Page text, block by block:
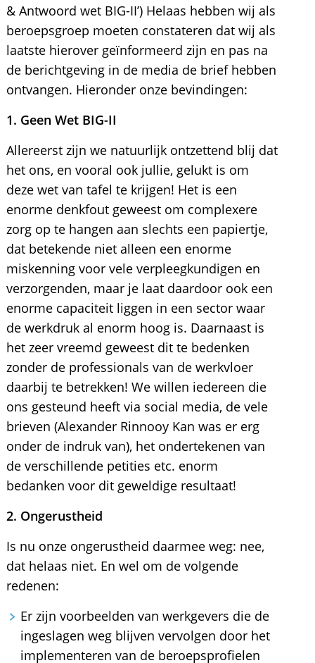
& Antwoord wet BIG-II’) Helaas hebben wij als
beroepsgroep moeten constateren dat wij als
laatste hierover geïnformeerd zijn en pas na
de berichtgeving in de media de brief hebben
ontvangen. Hieronder onze bevindingen:
1. Geen Wet BIG-II
Allereerst zijn we natuurlijk ontzettend blij dat
het ons, en vooral ook jullie, gelukt is om
deze wet van tafel te krijgen! Het is een
enorme denkfout geweest om complexere
zorg op te hangen aan slechts een papiertje,
dat betekende niet alleen een enorme
miskenning voor vele verpleegkundigen en
verzorgenden, maar je laat daardoor ook een
enorme capaciteit liggen in een sector waar
de werkdruk al enorm hoog is. Daarnaast is
het zeer vreemd geweest dit te bedenken
zonder de professionals van de werkvloer
daarbij te betrekken! We willen iedereen die
ons gesteund heeft via social media, de vele
brieven (Alexander Rinnooy Kan was er erg
onder de indruk van), het ondertekenen van
de verschillende petities etc. enorm
bedanken voor dit geweldige resultaat!
2. Ongerustheid
Is nu onze ongerustheid daarmee weg: nee,
dat helaas niet. En wel om de volgende
redenen:
Er zijn voorbeelden van werkgevers die de
ingeslagen weg blijven vervolgen door het
implementeren van de beroepsprofielen